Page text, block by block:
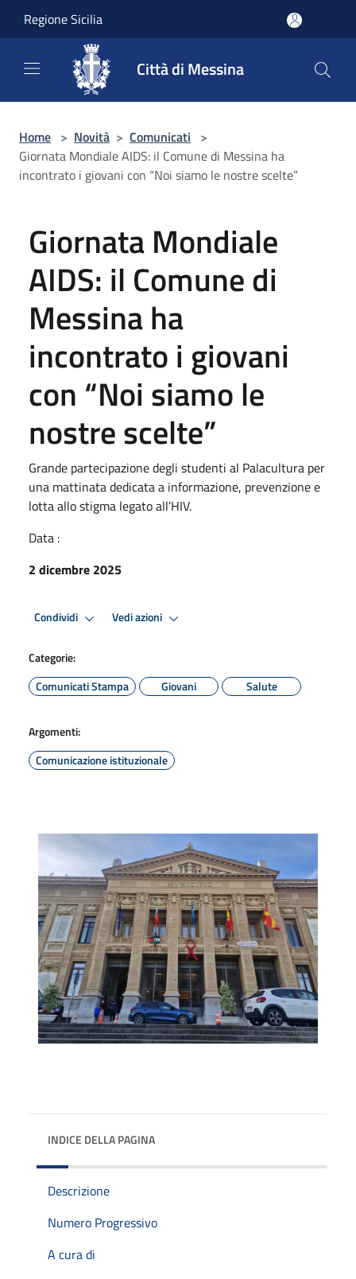
Regione Sicilia
Città di Messina
Home > Novità > Comunicati >
Giornata Mondiale AIDS: il Comune di Messina ha
incontrato i giovani con “Noi siamo le nostre scelte”
Giornata Mondiale
AIDS: il Comune di
Messina ha
incontrato i giovani
con “Noi siamo le
nostre scelte”
Grande partecipazione degli studenti al Palacultura per
una mattinata dedicata a informazione, prevenzione e
lotta allo stigma legato all’HIV.
Data :
2 dicembre 2025
Condividi Vedi azioni
Categorie:
Comunicati Stampa
Giovani Salute
Argomenti:
Comunicazione istituzionale
INDICE DELLA PAGINA
Descrizione
Numero Progressivo
A cura di